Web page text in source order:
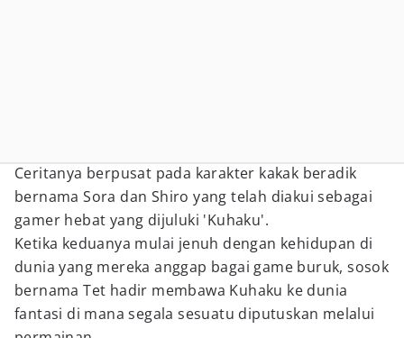
Ceritanya berpusat pada karakter kakak beradik
bernama Sora dan Shiro yang telah diakui sebagai
gamer hebat yang dijuluki 'Kuhaku'.
Ketika keduanya mulai jenuh dengan kehidupan di
dunia yang mereka anggap bagai game buruk, sosok
bernama Tet hadir membawa Kuhaku ke dunia
fantasi di mana segala sesuatu diputuskan melalui